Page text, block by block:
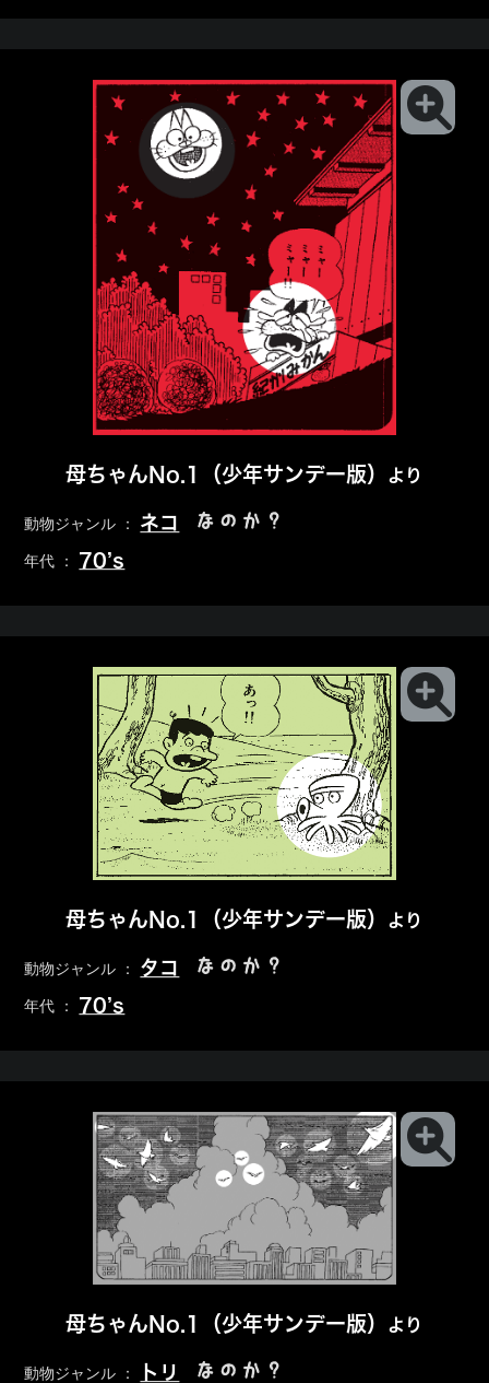
母ちゃんNo.1（少年サンデー版） より
動物ジャンル ： ネコ なのか？
年代 ： 70’s
母ちゃんNo.1（少年サンデー版） より
動物ジャンル ： タコ なのか？
年代 ： 70’s
母ちゃんNo.1（少年サンデー版） より
動物ジャンル ： トリ なのか？